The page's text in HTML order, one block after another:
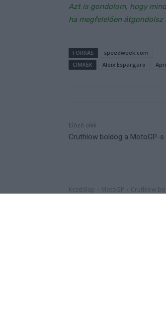
Azt is gondolom, hogy
ha megfelelően átgondolsz
FORRÁS
speedweek.com
CÍMKÉK
Aleix Espargaro
Előző cikk
Cruthlow boldog a MotoGP-